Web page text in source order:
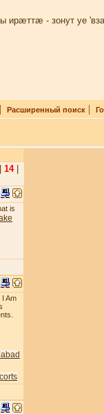
ирæттæ - зонут уе
Расширенный поиск|
14|
is
I Am